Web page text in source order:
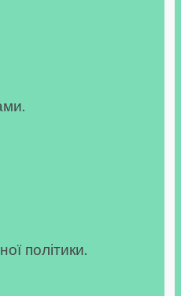
політики.